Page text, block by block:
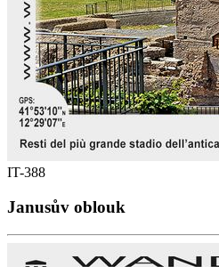
IT-388
Janusův oblouk